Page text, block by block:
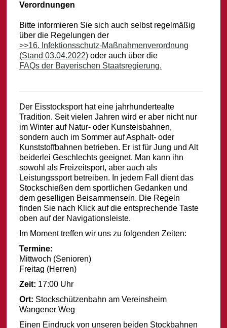
Verordnungen
Bitte informieren Sie sich auch selbst regelmäßig
über die Regelungen der
>>16. Infektionsschutz-Maßnahmenverordnung
(Stand 03.04.2022) oder auch über die
FAQs der Bayerischen Staatsregierung.
Der Eisstocksport hat eine jahrhundertealte
Tradition. Seit vielen Jahren wird er aber nicht nur
im Winter auf Natur- oder Kunsteisbahnen,
sondern auch im Sommer auf Asphalt- oder
Kunststoffbahnen betrieben. Er ist für Jung und Alt
beiderlei Geschlechts geeignet. Man kann ihn
sowohl als Freizeitsport, aber auch als
Leistungssport betreiben. In jedem Fall dient das
Stockschießen dem sportlichen Gedanken und
dem geselligen Beisammensein. Die Regeln
finden Sie nach Klick auf die entsprechende Taste
oben auf der Navigationsleiste.
Im Moment treffen wir uns zu folgenden Zeiten:
Termine:
Mittwoch (Senioren)
Freitag (Herren)
Zeit: 17:00 Uhr
Ort: Stockschützenbahn am Vereinsheim
Wangener Weg
Einen Eindruck von unseren beiden Stockbahnen